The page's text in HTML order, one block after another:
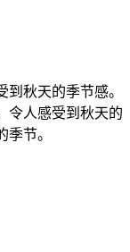
秋天的季节感。
令人感受到秋天的
节。